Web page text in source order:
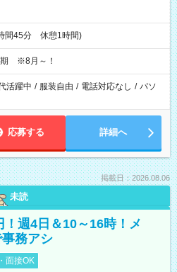
間45分 休憩1時間)
期 ※8月～！
活躍中 / 服装自由 / 電話対応なし / パソ
応募する 詳細へ
掲載日：2026.08.06
未読
週4日＆10～16時！メ
務アシ
面接OK